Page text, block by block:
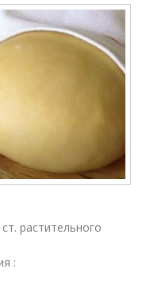
растительного
: